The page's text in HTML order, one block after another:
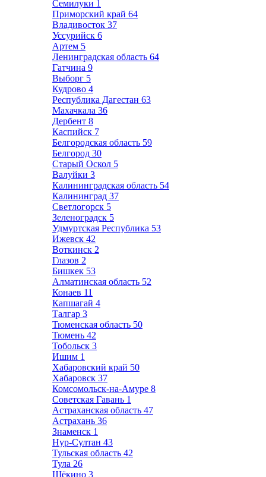
Семилуки 1
Приморский край 64
Владивосток 37
Уссурийск 6
Артем 5
Ленинградская область 64
Гатчина 9
Выборг 5
Кудрово 4
Республика Дагестан 63
Махачкала 36
Дербент 8
Каспийск 7
Белгородская область 59
Белгород 30
Старый Оскол 5
Валуйки 3
Калининградская область 54
Калининград 37
Светлогорск 5
Зеленоградск 5
Удмуртская Республика 53
Ижевск 42
Воткинск 2
Глазов 2
Бишкек 53
Алматинская область 52
Конаев 11
Капшагай 4
Талгар 3
Тюменская область 50
Тюмень 42
Тобольск 3
Ишим 1
Хабаровский край 50
Хабаровск 37
Комсомольск-на-Амуре 8
Советская Гавань 1
Астраханская область 47
Астрахань 36
Знаменск 1
Нур-Султан 43
Тульская область 42
Тула 26
Щёкино 3